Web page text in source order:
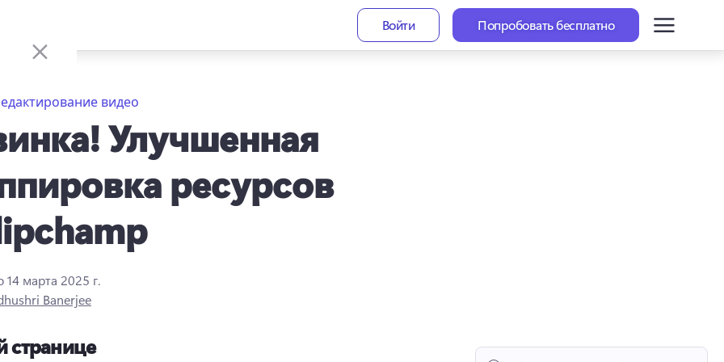
Войти Попробовать бесплатно
видео
Улучшенная
ресурсов
14 марта 2025 г.
Banerjee
странице